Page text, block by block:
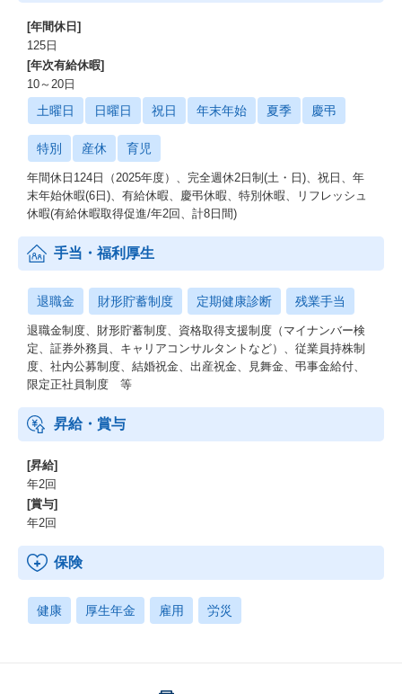
[年間休日]
125日
[年次有給休暇]
10～20日
土曜日 日曜日 祝日 年末年始 夏季 慶弔
特別 産休 育児
年間休日124日（2025年度）、完全週休2日制(土・日)、祝日、年
末年始休暇(6日)、有給休暇、慶弔休暇、特別休暇、リフレッシュ
休暇(有給休暇取得促進/年2回、計8日間)
手当・福利厚生
退職金 財形貯蓄制度 定期健康診断 残業手当
退職金制度、財形貯蓄制度、資格取得支援制度（マイナンバー検
定、証券外務員、キャリアコンサルタントなど）、従業員持株制
度、社内公募制度、結婚祝金、出産祝金、見舞金、弔事金給付、
限定正社員制度 等
昇給・賞与
[昇給]
年2回
[賞与]
年2回
保険
健康 厚生年金 雇用 労災